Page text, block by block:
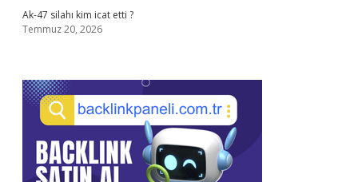
Ak-47 silahı kim icat etti ?
Temmuz 20, 2026